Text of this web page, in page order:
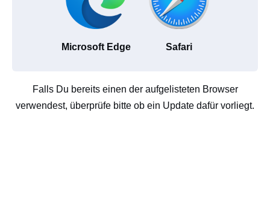
Microsoft Edge Safari
Falls Du bereits einen der aufgelisteten Browser
verwendest, überprüfe bitte ob ein Update dafür vorliegt.